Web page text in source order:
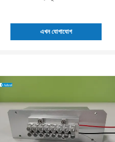
এখন যোগাযোগ